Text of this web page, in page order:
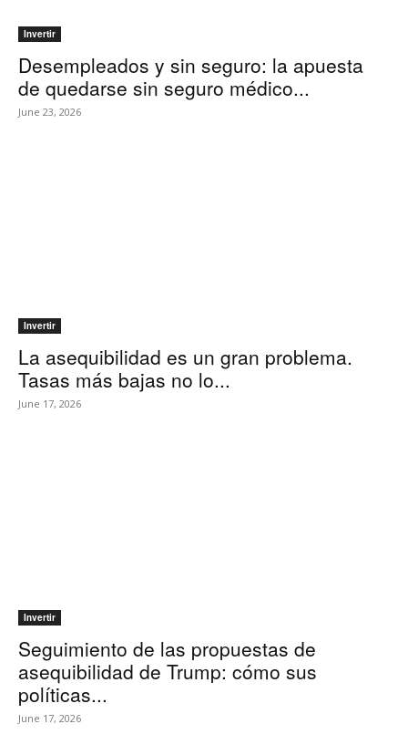
Invertir
Desempleados y sin seguro: la apuesta
de quedarse sin seguro médico...
June 23, 2026
Invertir
La asequibilidad es un gran problema.
Tasas más bajas no lo...
June 17, 2026
Invertir
Seguimiento de las propuestas de
asequibilidad de Trump: cómo sus
políticas...
June 17, 2026